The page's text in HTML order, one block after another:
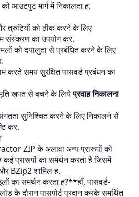
आउटपुट मार्ग में निकालता ह.
त्रुटियों को ठीक करने के लिए
संस्करण का उपयोग कर.
को दयालुता से प्रबंधित करने के लिए
करते समय सुरक्षित पासवर्ड प्रबंधन का
खपत से बचने के लियेप्रवाह निकालना
सुनिश्चित करने के लिए निकालने से
कर.
ZIP के अलावा अन्य प्रारूपों को
प्रारूपों का समर्थन करता है जिसमें
BZip2 शामिल ह.
का समर्थन करता ह?**हाँ, पासवर्ड-
के दौरान पासपोर्ट प्रदान करके समर्थित